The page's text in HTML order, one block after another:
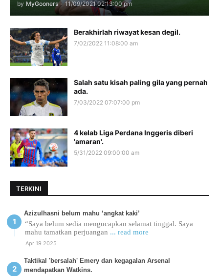
by MyGooners - 11/09/2021 02:13:00 pm
Berakhirlah riwayat kesan degil.
7/02/2022 11:08:00 am
Salah satu kisah paling gila yang pernah
ada.
7/03/2022 07:07:00 pm
4 kelab Liga Perdana Inggeris diberi
'amaran'.
5/31/2022 09:00:00 am
TERKINI
Azizulhasni belum mahu ‘angkat kaki’
“Saya belum sedia mengucapkan selamat tinggal. Saya
mahu tamatkan perjuangan ... read more
Apr 19 2025
Taktikal 'bersalah' Emery dan kegagalan Arsenal
mendapatkan Watkins.